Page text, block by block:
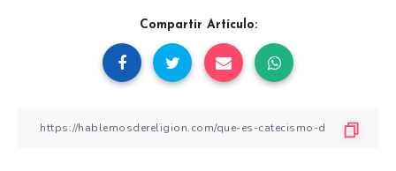
Compartir Artículo: